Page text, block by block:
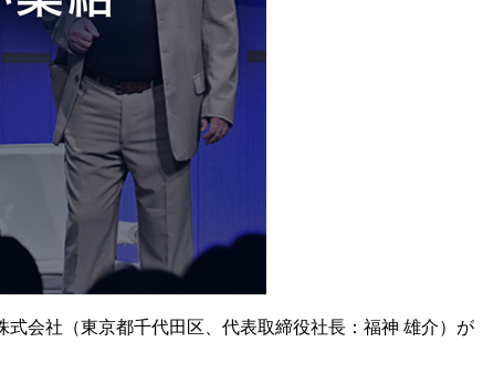
会社（東京都千代田区、代表取締役社長：福神 雄介）が